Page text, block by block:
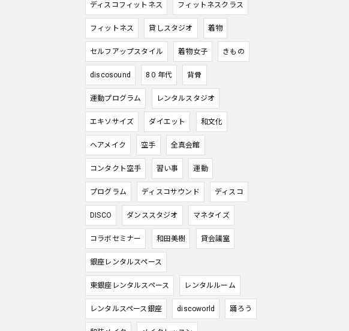
ディスコフィットネス フィットネスクラス
フィットネス 貸しスタジオ 着物
セルフアップスタイル 着物女子 きもの
discosound 8０年代 背骨
運動プログラム レンタルスタジオ
エキソサイズ ダイエット 和文化
ヘアメイク 空手 全真会館
コンタクト空手 習い事 運動
プログラム ディスコサウンド ディスコ
DISCO ダンススタジオ マネタイズ
コラボセミナー 和田美樹 貸会議室
銀座レンタルスペース
東銀座レンタルスペース レンタルルーム
レンタルスペース銀座 discoworld 踊ろう